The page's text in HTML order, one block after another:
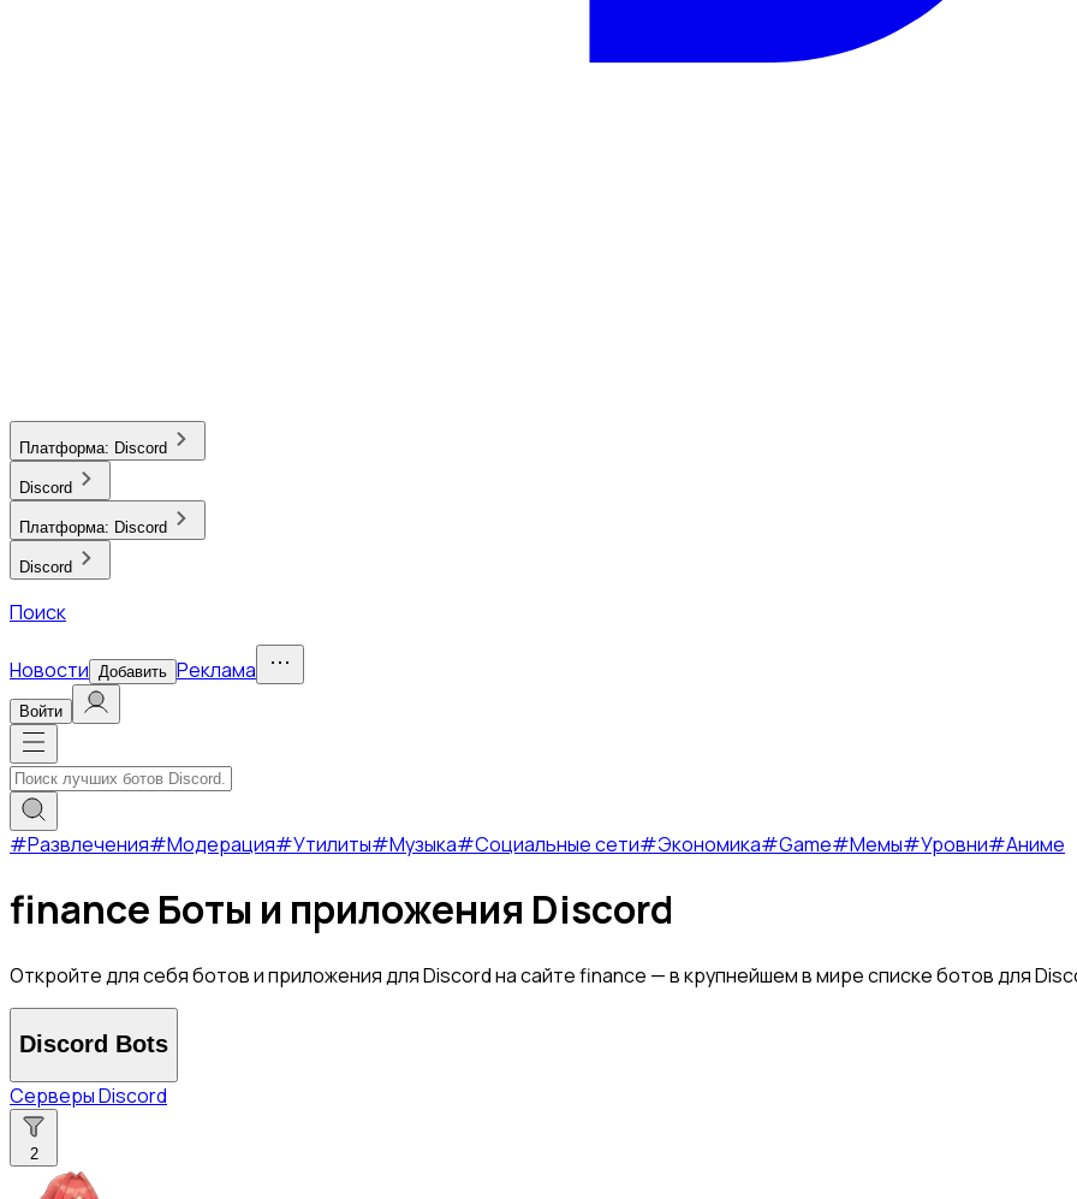
Платформа: Discord
Discord
Платформа: Discord
Discord
Поиск
Новости Добавить Реклама
Войти
#Развлечения#Модерация#Утилиты#Музыка#Социальные сети#Экономика#Game#Мемы#Уровни#Аниме
finance Боты и приложения Discord
Откройте для себя ботов и приложения для Discord на сайте finance — в крупнейшем в мире списке ботов для
Discord Bots
Серверы Discord
2